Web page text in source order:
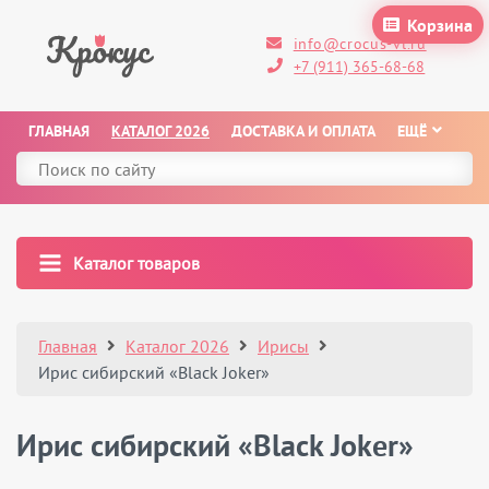
Корзина
info@crocus-vl.ru
+7 (911) 365-68-68
ГЛАВНАЯ КАТАЛОГ 2026 ДОСТАВКА И ОПЛАТА ЕЩЁ
Каталог товаров
Главная Каталог 2026
Ирисы
Ирис сибирский «Black Joker»
Ирис сибирский «Black Joker»